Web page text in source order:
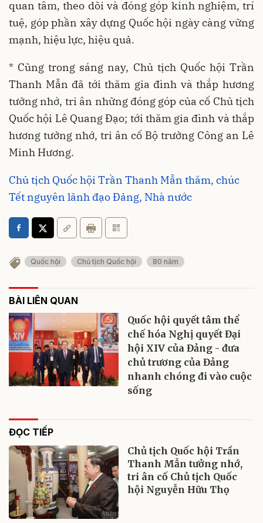
quan tâm, theo dõi và đóng góp kinh nghiệm, trí
tuệ, góp phần xây dựng Quốc hội ngày càng vững
mạnh, hiệu lực, hiệu quả.
* Cũng trong sáng nay, Chủ tịch Quốc hội Trần
Thanh Mẫn đã tới thăm gia đình và thắp hương
tưởng nhớ, tri ân những đóng góp của cố Chủ tịch
Quốc hội Lê Quang Đạo; tới thăm gia đình và thắp
hương tưởng nhớ, tri ân cố Bộ trưởng Công an Lê
Minh Hương.
Chủ tịch Quốc hội Trần Thanh Mẫn thăm, chúc
Tết nguyên lãnh đạo Đảng, Nhà nước
Quốc hội Chủ tịch Quốc hội 80 năm
BÀI LIÊN QUAN
Quốc hội quyết tâm thể
chế hóa Nghị quyết Đại
hội XIV của Đảng - đưa
chủ trương của Đảng
nhanh chóng đi vào cuộc
sống
ĐỌC TIẾP
Chủ tịch Quốc hội Trần
Thanh Mẫn tưởng nhớ,
tri ân cố Chủ tịch Quốc
hội Nguyễn Hữu Thọ